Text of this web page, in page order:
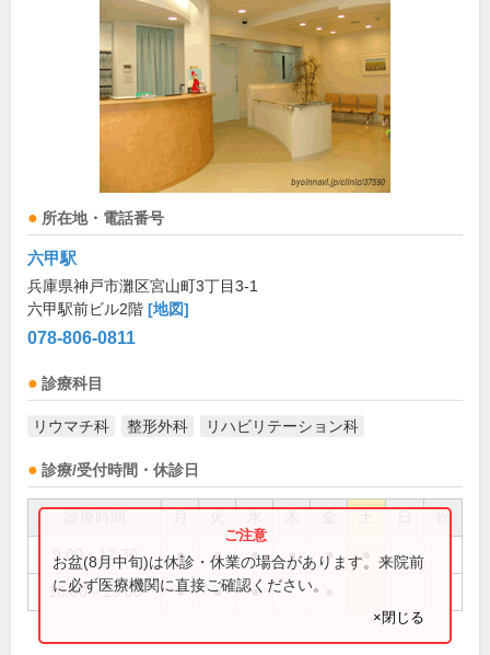
所在地・電話番号
六甲駅
兵庫県神戸市灘区宮山町3丁目3-1
六甲駅前ビル2階 [地図]
078-806-0811
診療科目
リウマチ科 整形外科 リハビリテーション科
診療/受付時間・休診日
祝
9:00～12:30 ● ● ● ● ●
16:00～19:00 ● ● ●
お盆(8月中旬)は休診・休業の場合があります。来院前
に必ず医療機関に直接ご確認ください。
×閉じる